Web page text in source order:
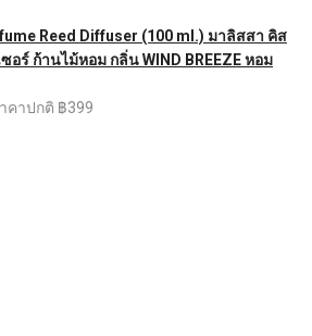
Reed Diffuser (100 ml.) มาลิสสา คิส
อร์ ก้านไม้หอม กลิ่น WIND BREEZE หอม
คาปกติ ฿399